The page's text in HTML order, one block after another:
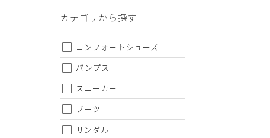
カテゴリから探す
コンフォートシューズ
パンプス
スニーカー
ブーツ
サンダル